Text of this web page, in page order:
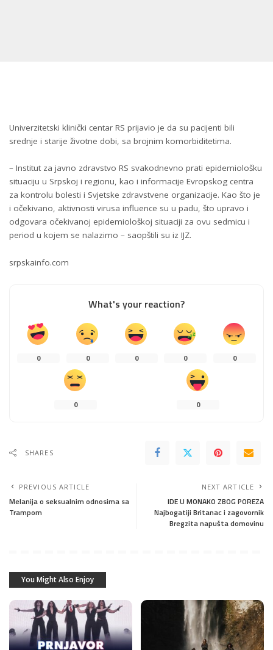
Univerzitetski klinički centar RS prijavio je da su pacijenti bili
srednje i starije životne dobi, sa brojnim komorbiditetima.
– Institut za javno zdravstvo RS svakodnevno prati epidemiološku
situaciju u Srpskoj i regionu, kao i informacije Evropskog centra
za kontrolu bolesti i Svjetske zdravstvene organizacije. Kao što je
i očekivano, aktivnosti virusa influence su u padu, što upravo i
odgovara očekivanoj epidemiološkoj situaciji za ovu sedmicu i
period u kojem se nalazimo – saopštili su iz IJZ.
srpskainfo.com
What's your reaction?
0 0 0 0 0
0 0
SHARES
PREVIOUS ARTICLE
Melanija o seksualnim odnosima sa
Trampom
NEXT ARTICLE
IDE U MONAKO ZBOG POREZA
Najbogatiji Britanac i zagovornik
Bregzita napušta domovinu
You Might Also Enjoy